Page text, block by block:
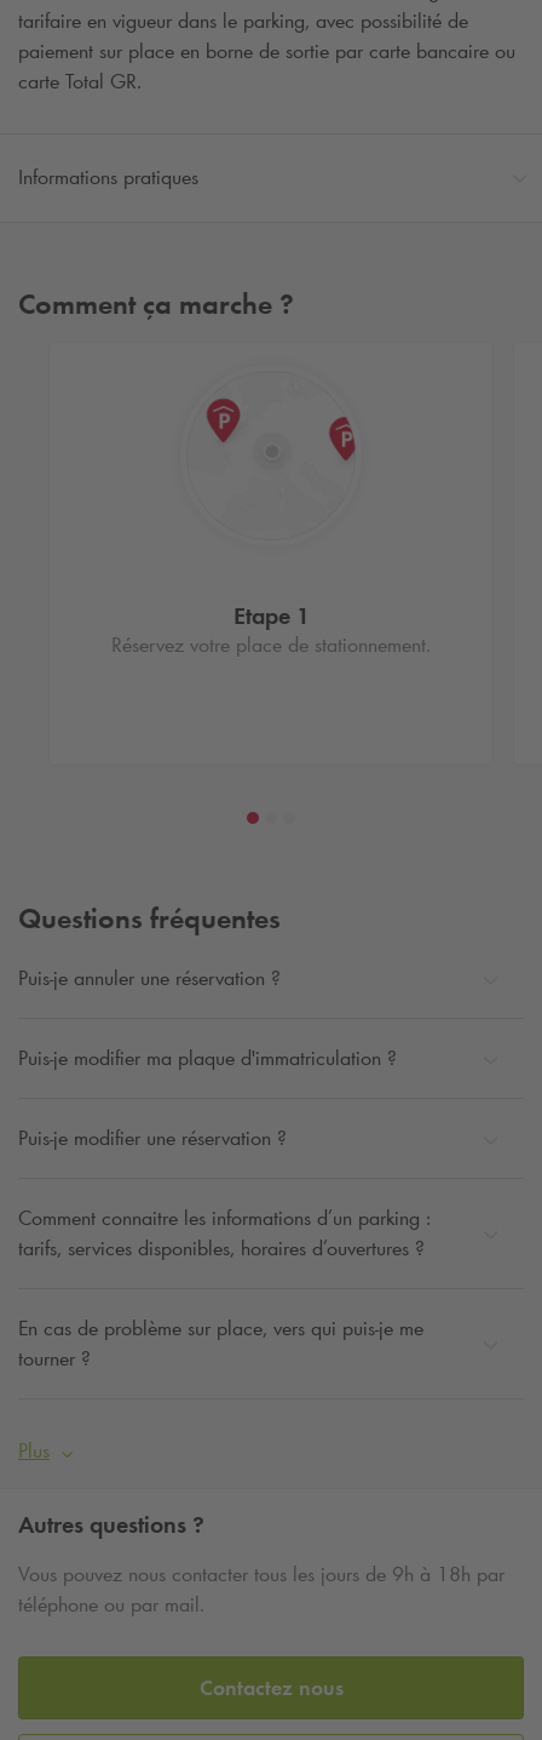
tarifaire en vigueur dans le parking, avec possibilité de
paiement sur place en borne de sortie par carte bancaire ou
carte Total GR.
Informations pratiques
Comment ça marche ?
Etape 1
Réservez votre place de stationnement.
Questions fréquentes
Puis-je annuler une réservation ?
Puis-je modifier ma plaque d'immatriculation ?
Puis-je modifier une réservation ?
Comment connaitre les informations d’un parking :
tarifs, services disponibles, horaires d’ouvertures ?
En cas de problème sur place, vers qui puis-je me
tourner ?
Plus
Autres questions ?
Vous pouvez nous contacter tous les jours de 9h à 18h par
téléphone ou par mail.
Contactez nous